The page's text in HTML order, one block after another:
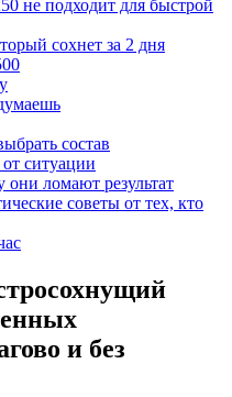
не подходит для быстрой
сохнет за 2 дня
состав
ситуации
ломают результат
советы от тех, кто
и без